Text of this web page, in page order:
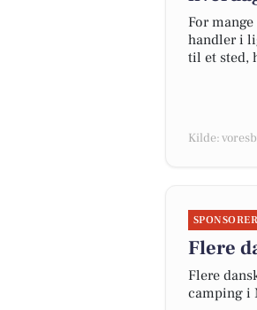
For
handler i
til et sted,
Kilde:
Flere
Flere
camping i